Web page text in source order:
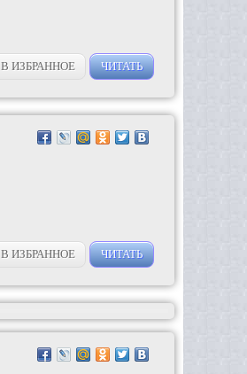
В ИЗБРАННОЕ ЧИТАТЬ
В ИЗБРАННОЕ ЧИТАТЬ